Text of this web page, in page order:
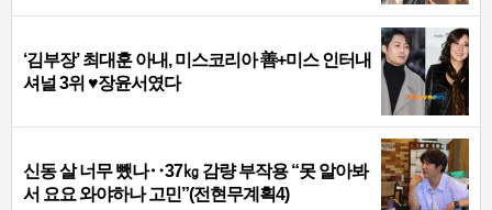
‘김부장’ 최대훈 아내, 미스코리아 善+미스 인터내
셔널 3위 ♥장윤서였다
신동 살 너무 뺐나‥37㎏ 감량 부작용 “못 알아봐
서 요요 와야하나 고민”(전현무계획4)